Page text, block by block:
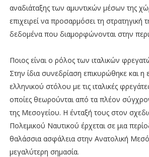
αναδιάταξης των αμυντικών μέσων της
επιχειρεί να προσαρμόσει τη στρατηγική
δεδομένα που διαμορφώνονται στην
Ποιος είναι ο ρόλος των ιταλικών
Στην ίδια συνεδρίαση επικυρώθηκε και η
ελληνικού στόλου με τις ιταλικές
οποίες θεωρούνται από τα πλέον
της Μεσογείου. Η ένταξή τους στον
Πολεμικού Ναυτικού έρχεται σε μια
θαλάσσια ασφάλεια στην Ανατολική
μεγαλύτερη σημασία.